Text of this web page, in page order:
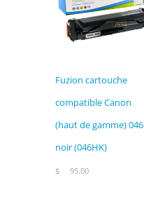
Fuzion cartouche
compatible Canon
(haut de gamme) 046
noir (046HK)
$ 95.00